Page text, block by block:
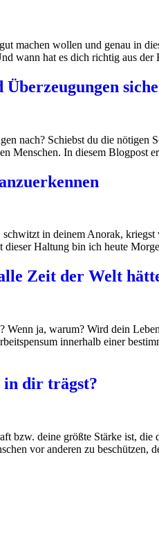
machen wollen und genau in
wann hat es dich richtig aus
nach? Schiebst du die
Menschen. In diesem
schwitzt in deinem Anorak,
dieser Haltung bin ich heute
Zeit der Welt
Wenn ja, warum? Wird dein
innerhalb einer
in dir trägst?
bzw. deine größte Stärke ist,
vor anderen zu